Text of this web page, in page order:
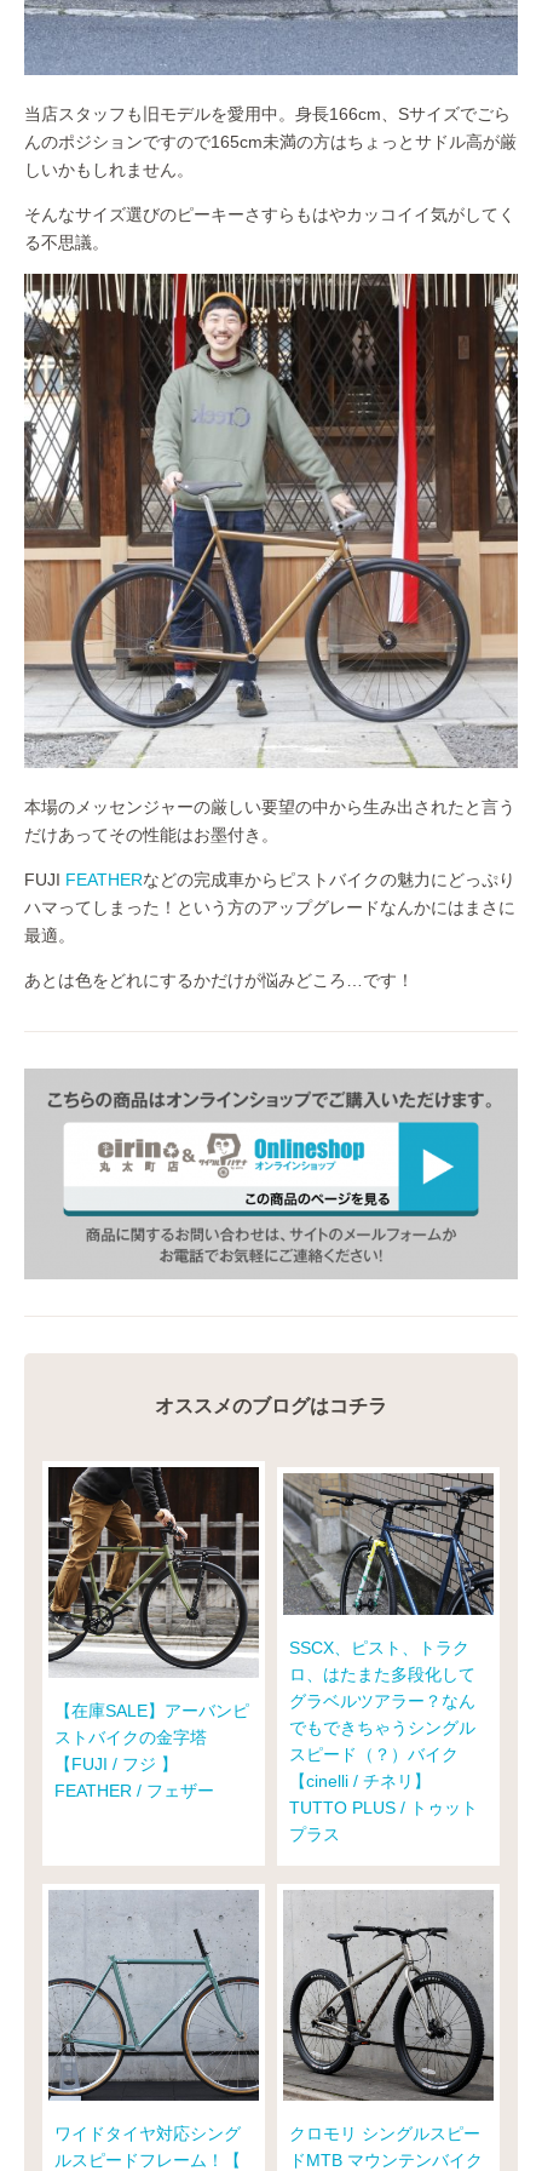
当店スタッフも旧モデルを愛用中。身長166cm、Sサイズでごら
んのポジションですので165cm未満の方はちょっとサドル高が厳
しいかもしれません。
そんなサイズ選びのピーキーさすらもはやカッコイイ気がしてく
る不思議。
本場のメッセンジャーの厳しい要望の中から生み出されたと言う
だけあってその性能はお墨付き。
FUJI FEATHERなどの完成車からピストバイクの魅力にどっぷり
ハマってしまった！という方のアップグレードなんかにはまさに
最適。
あとは色をどれにするかだけが悩みどころ…です！
オススメのブログはコチラ
【在庫SALE】アーバンピ
ストバイクの金字塔
【FUJI / フジ 】
FEATHER / フェザー
SSCX、ピスト、トラク
ロ、はたまた多段化して
グラベルツアラー？なん
でもできちゃうシングル
スピード（？）バイク
【cinelli / チネリ】
TUTTO PLUS / トゥット
プラス
ワイドタイヤ対応シング
ルスピードフレーム！【
クロモリ シングルスピー
ドMTB マウンテンバイク